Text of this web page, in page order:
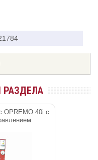
РАЗДЕЛА
OPREMO 40i c